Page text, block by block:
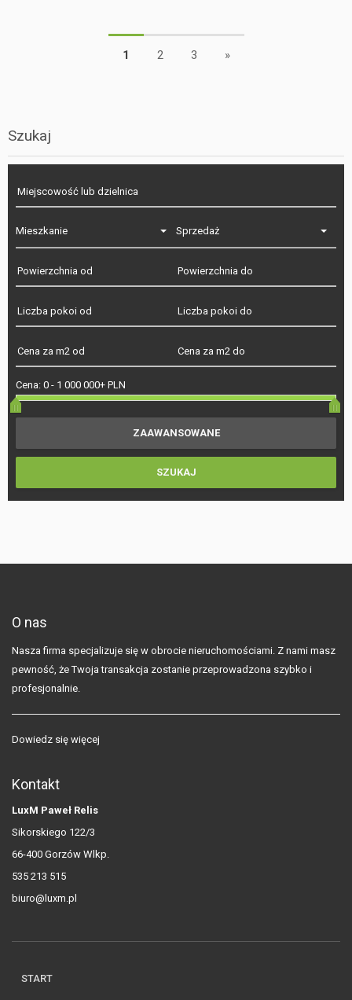
1 2 3 »
Szukaj
Mieszkanie Sprzedaż
Cena: 0 - 1 000 000+ PLN
O nas
Nasza firma specjalizuje się w obrocie nieruchomościami. Z nami masz
pewność, że Twoja transakcja zostanie przeprowadzona szybko i
profesjonalnie.
Dowiedz się więcej
Kontakt
LuxM Paweł Relis
Sikorskiego 122/3
66-400 Gorzów Wlkp.
535 213 515
biuro@luxm.pl
START